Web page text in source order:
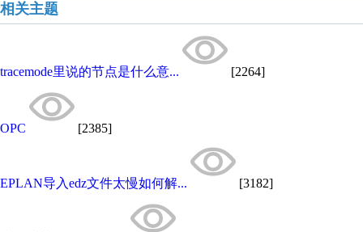
相关主题
tracemode里说的节点是什么意... [2264]
OPC [2385]
EPLAN导入edz文件太慢如何解... [3182]